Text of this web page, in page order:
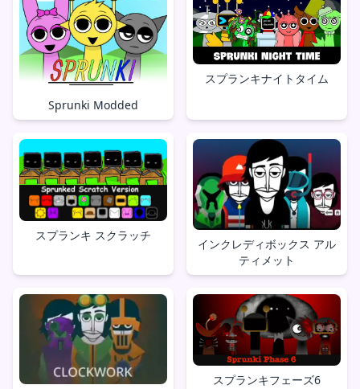
Sprunki Modded
スプランキナイトタイム
スプランキ スクラッチ
インクレディボックス アル
ティメット
スプランキフェーズ6